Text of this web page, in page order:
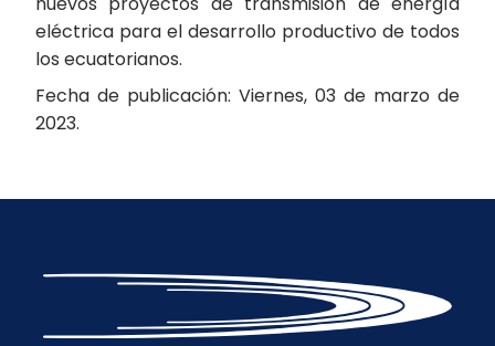
eléctrica para el desarrollo productivo de todos
los ecuatorianos.
Fecha de publicación: Viernes, 03 de marzo de
2023.